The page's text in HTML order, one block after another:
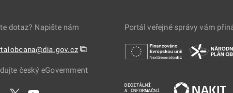
dotaz? Napište nám
⧉
český eGovernment
Portál veřejné správy vám